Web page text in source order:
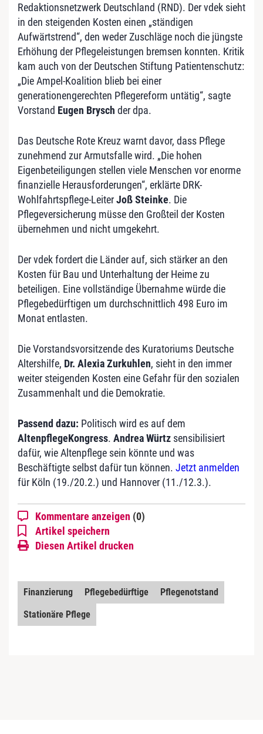
Redaktionsnetzwerk Deutschland (RND). Der vdek sieht
in den steigenden Kosten einen „ständigen
Aufwärtstrend“, den weder Zuschläge noch die jüngste
Erhöhung der Pflegeleistungen bremsen konnten. Kritik
kam auch von der Deutschen Stiftung Patientenschutz:
„Die Ampel-Koalition blieb bei einer
generationengerechten Pflegereform untätig“, sagte
Vorstand Eugen Brysch der dpa.
Das Deutsche Rote Kreuz warnt davor, dass Pflege
zunehmend zur Armutsfalle wird. „Die hohen
Eigenbeteiligungen stellen viele Menschen vor enorme
finanzielle Herausforderungen“, erklärte DRK-
Wohlfahrtspflege-LeiterJoß Steinke. Die
Pflegeversicherung müsse den Großteil der Kosten
übernehmen und nicht umgekehrt.
Der vdek fordert die Länder auf, sich stärker an den
Kosten für Bau und Unterhaltung der Heime zu
beteiligen. Eine vollständige Übernahme würde die
Pflegebedürftigen um durchschnittlich 498 Euro im
Monat entlasten.
Die Vorstandsvorsitzende des Kuratoriums Deutsche
Altershilfe, Dr. Alexia Zurkuhlen, sieht in den immer
weiter steigenden Kosten eine Gefahr für den sozialen
Zusammenhalt und die Demokratie.
Passend dazu: Politisch wird es auf dem
AltenpflegeKongress. Andrea Würtz sensibilisiert
dafür, wie Altenpflege sein könnte und was
Beschäftigte selbst dafür tun können. Jetzt anmelden
für Köln (19./20.2.) und Hannover (11./12.3.).
Kommentare anzeigen (0)
Artikel speichern
Diesen Artikel drucken
Finanzierung Pflegebedürftige
Pflegenotstand
Stationäre Pflege